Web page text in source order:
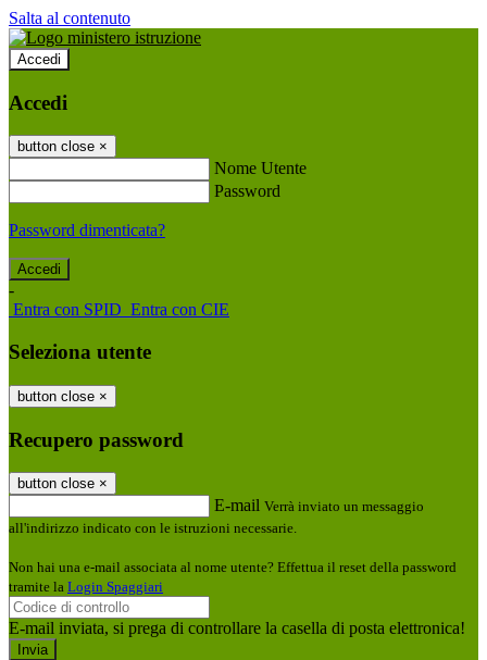
Salta al contenuto
Accedi
Accedi
button close ×
Nome Utente
Password
Password dimenticata?
-
Entra con SPID Entra con CIE
Seleziona utente
button close ×
Recupero password
button close ×
E-mail Verrà inviato un messaggio
all'indirizzo indicato con le istruzioni necessarie.
Non hai una e-mail associata al nome utente? Effettua il reset della password
tramite la Login Spaggiari
E-mail inviata, si prega di controllare la casella di posta elettronica!